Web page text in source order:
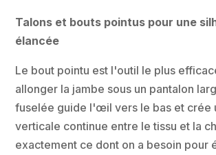
Talons et bouts pointus pour une
élancée
Le bout pointu est l'outil le plus
allonger la jambe sous un pantalon
fuselée guide l'œil vers le bas et crée
verticale continue entre le tissu et la
exactement ce dont on a besoin pour